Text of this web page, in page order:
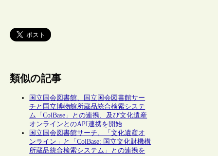
類似の記事
国立国会図書館、国立国会図書館サー
チと国立博物館所蔵品統合検索システ
ム「ColBase」との連携、及び文化遺産
オンラインとのAPI連携を開始
国立国会図書館サーチ、「文化遺産オ
ンライン」と「ColBase: 国立文化財機構
所蔵品統合検索システム」との連携を